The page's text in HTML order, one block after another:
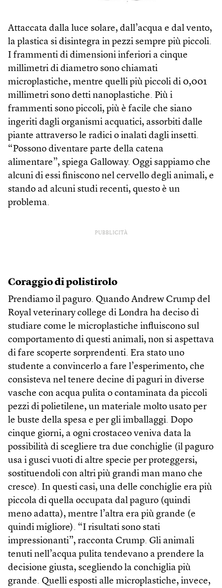
Attaccata dalla luce solare, dall’acqua e dal vento,
la plastica si disintegra in pezzi sempre più piccoli.
I frammenti di dimensioni inferiori a cinque
millimetri di diametro sono chiamati
microplastiche, mentre quelli più piccoli di 0,001
millimetri sono detti nanoplastiche. Più i
frammenti sono piccoli, più è facile che siano
ingeriti dagli organismi acquatici, assorbiti dalle
piante attraverso le radici o inalati dagli insetti.
“Possono diventare parte della catena
alimentare”, spiega Galloway. Oggi sappiamo che
alcuni di essi finiscono nel cervello degli animali, e
stando ad alcuni studi recenti, questo è un
problema.
PUBBLICITÀ
Coraggio di polistirolo
Prendiamo il paguro. Quando Andrew Crump del
Royal veterinary college di Londra ha deciso di
studiare come le microplastiche influiscono sul
comportamento di questi animali, non si aspettava
di fare scoperte sorprendenti. Era stato uno
studente a convincerlo a fare l’esperimento, che
consisteva nel tenere decine di paguri in diverse
vasche con acqua pulita o contaminata da piccoli
pezzi di polietilene, un materiale molto usato per
le buste della spesa e per gli imballaggi. Dopo
cinque giorni, a ogni crostaceo veniva data la
possibilità di scegliere tra due conchiglie (il paguro
usa i gusci vuoti di altre specie per proteggersi,
sostituendoli con altri più grandi man mano che
cresce). In questi casi, una delle conchiglie era più
piccola di quella occupata dal paguro (quindi
meno adatta), mentre l’altra era più grande (e
quindi migliore). “I risultati sono stati
impressionanti”, racconta Crump. Gli animali
tenuti nell’acqua pulita tendevano a prendere la
decisione giusta, scegliendo la conchiglia più
grande. Quelli esposti alle microplastiche, invece,